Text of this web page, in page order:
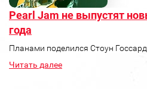
Pearl Jam не выпустят
года
Планами поделился Стоун
Читать далее